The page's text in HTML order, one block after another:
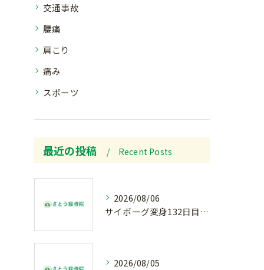
交通事故
腰痛
肩こり
痛み
スポーツ
最近の投稿 Recent Posts
2026/08/06
サイボーグ変身132日目.お知らせ.和歌山.インターハイ.柔道開幕…木曜の朝〜
2026/08/05